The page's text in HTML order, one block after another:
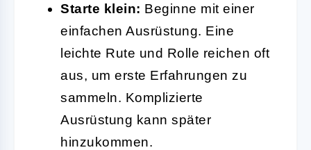
Starte klein: Beginne mit einer
einfachen Ausrüstung. Eine
leichte Rute und Rolle reichen oft
aus, um erste Erfahrungen zu
sammeln. Komplizierte
Ausrüstung kann später
hinzukommen.